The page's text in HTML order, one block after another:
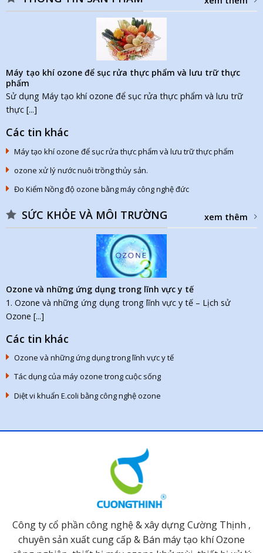
Máy tạo khí ozone để sục rửa thực phẩm và lưu trữ thực
phẩm
Sử dụng Máy tạo khí ozone để sục rửa thực phẩm và lưu trữ
thực [...]
Các tin khác
Máy tạo khí ozone để sục rửa thực phẩm và lưu trữ thực phẩm
ozone xử lý nước nuôi trồng thủy sản.
Đo Kiểm Nồng độ ozone bằng máy công nghệ đức
SỨC KHỎE VÀ MÔI TRƯỜNG xem thêm
Ozone và những ứng dụng trong lĩnh vực y tế
1. Ozone và những ứng dụng trong lĩnh vực y tế – Lịch sử
Ozone [...]
Các tin khác
Ozone và những ứng dụng trong lĩnh vực y tế
Tác dụng của máy ozone trong cuộc sống
Diệt vi khuẩn E.coli bằng công nghệ ozone
Công ty cổ phần công nghệ & xây dựng Cường Thịnh ,
chuyên sản xuất cung cấp & Bán máy tạo khí Ozone